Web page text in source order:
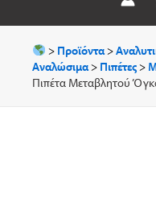
> Προϊόντα>
Aναλώσιμα> Πιπέτες>
Πιπέτα Μεταβλητού